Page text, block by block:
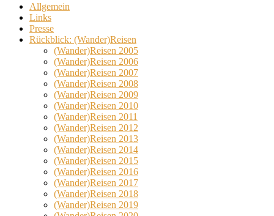
Allgemein
Links
Presse
Rückblick: (Wander)Reisen
(Wander)Reisen 2005
(Wander)Reisen 2006
(Wander)Reisen 2007
(Wander)Reisen 2008
(Wander)Reisen 2009
(Wander)Reisen 2010
(Wander)Reisen 2011
(Wander)Reisen 2012
(Wander)Reisen 2013
(Wander)Reisen 2014
(Wander)Reisen 2015
(Wander)Reisen 2016
(Wander)Reisen 2017
(Wander)Reisen 2018
(Wander)Reisen 2019